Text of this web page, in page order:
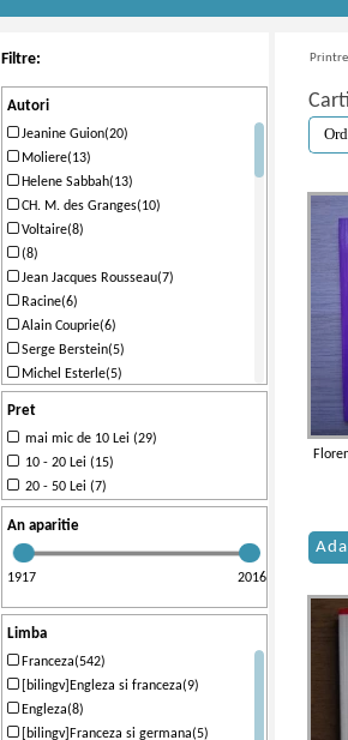
Filtre:
Autori
Jeanine Guion(20)
Moliere(13)
Helene Sabbah(13)
CH. M. des Granges(10)
Voltaire(8)
(8)
Jean Jacques Rousseau(7)
Racine(6)
Alain Couprie(6)
Serge Berstein(5)
Michel Esterle(5)
Pol Gaillard(5)
J. Courtillon(5)
Daniel Daviaud(4)
Yvonne Meynier(4)
Adeline Lesot(4)
Evelyne Amon(4)
Honore de Balzac(4)
Sylvie Dauvin(4)
Emile Zola(4)
Ch. Georgin(4)
Corneille(4)
Jean Claude Berton(4)
Pret
mai mic de 10 Lei (29)
10 - 20 Lei (15)
20 - 50 Lei (7)
An aparitie
1917 2016
Limba
Franceza(542)
[bilingv]Engleza si franceza(9)
Engleza(8)
[bilingv]Franceza si germana(5)